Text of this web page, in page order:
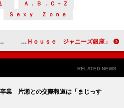
Ａ．Ｂ．Ｃ－Ｚ
Ｓｅｘｙ Ｚｏｎｅ
「Ｌｉｖｅ Ｈｏｕｓｅ ジャニーズ銀座」制作発表詳報
RELATED NEWS
業 片瀬との交際報道は「まじっす